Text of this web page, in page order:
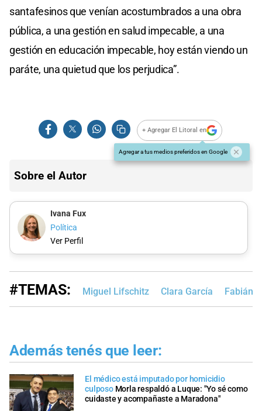
santafesinos que venían acostumbrados a una obra
pública, a una gestión en salud impecable, a una
gestión en educación impecable, hoy están viendo un
paráte, una quietud que los perjudica”.
+ Agregar El Litoral en
Agregar a tus medios preferidos en Google
Sobre el Autor
Ivana Fux
Política
Ver Perfil
#TEMAS: Miguel Lifschitz Clara García Fabián
Además tenés que leer:
El médico está imputado por homicidio
culposo Morla respaldó a Luque: "Yo sé como
cuidaste y acompañaste a Maradona"